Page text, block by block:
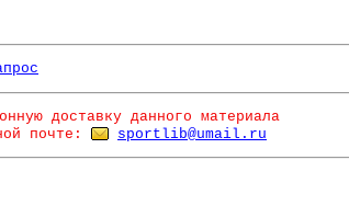
доставку данного материала
почте:
sportlib@umail.ru